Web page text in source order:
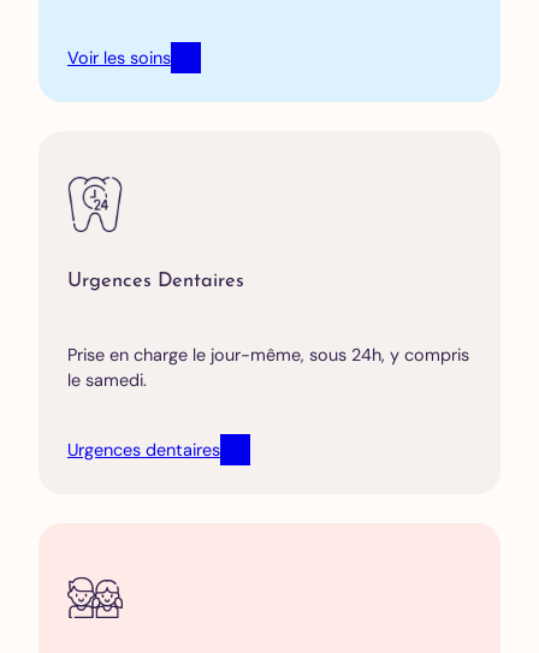
Voir les soins
Urgences Dentaires
Prise en charge le jour-même, sous 24h, y compris
le samedi.
Urgences dentaires